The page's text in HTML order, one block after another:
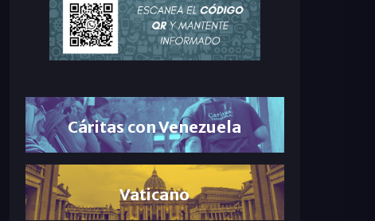
Cáritas con Venezuela
Vaticano